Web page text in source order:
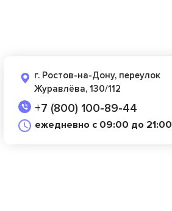
г. Ростов-на-Дону, переулок
Журавлёва, 130/112
+7 (800) 100-89-44
ежедневно с 09:00 до 21:00